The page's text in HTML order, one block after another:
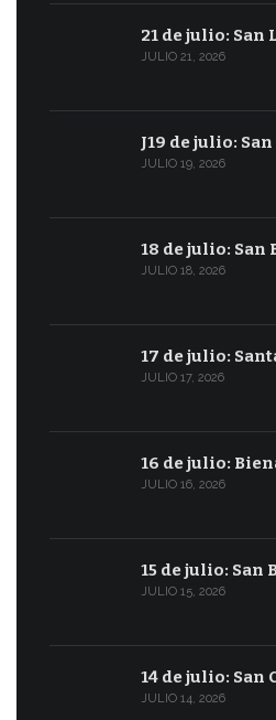
21 de julio: San
JULIO 21, 2026
J19 de julio:
JULIO 19, 2026
18 de julio: San
JULIO 18, 2026
17 de julio:
JULIO 17, 2026
16 de julio:
JULIO 16, 2026
15 de julio: San
JULIO 15, 2026
14 de julio: San
JULIO 14, 2026